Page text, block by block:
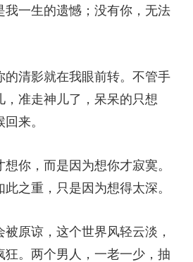
我一生的遗憾；没有你，无法
的清影就在我眼前转。不管手
，准走神儿了，呆呆的只想
来。
你，而是因为想你才寂寞。
之重，只是因为想得太深。
原谅，这个世界风轻云淡，
狂。两个男人，一老一少，抽